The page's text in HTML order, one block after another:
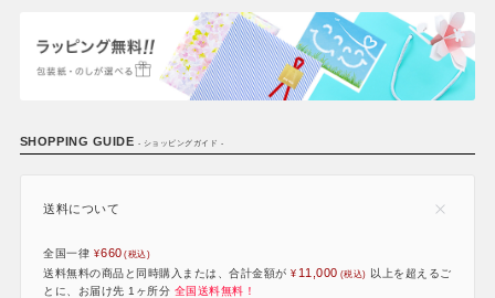
SHOPPING GUIDE - ショッピングガイド -
送料について
全国一律 660
送料無料の商品と同時購入または、合計金額が 11,000
以上を超えるご
とに、お届け先 1ヶ所分 全国送料無料！